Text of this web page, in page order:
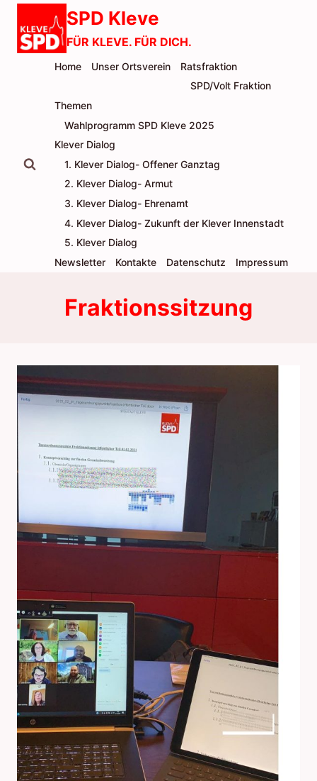
Inhalt
springen
SPD Kleve
FÜR KLEVE. FÜR DICH.
Home Unser Ortsverein
Ratsfraktion
SPD/Volt Fraktion
Themen
Wahlprogramm SPD Kleve 2025
Klever Dialog
1. Klever Dialog- Offener Ganztag
2. Klever Dialog- Armut
3. Klever Dialog- Ehrenamt
4. Klever Dialog- Zukunft der Klever Innenstadt
5. Klever Dialog
Newsletter
Kontakte Datenschutz Impressum
Fraktionssitzung